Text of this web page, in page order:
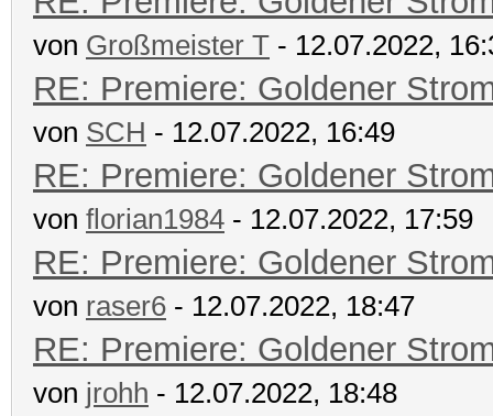
von Großmeister T - 12.07.2022,
RE: Premiere: Goldener
von SCH - 12.07.2022, 16:49
RE: Premiere: Goldener
von florian1984 - 12.07.2022, 17:59
RE: Premiere: Goldener
von raser6 - 12.07.2022, 18:47
RE: Premiere: Goldener
von jrohh - 12.07.2022, 18:48